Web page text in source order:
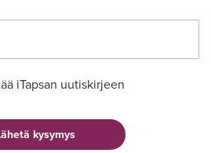
iTapsan uutiskirjeen